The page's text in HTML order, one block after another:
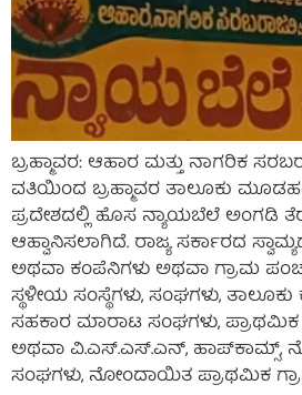
ಬ್ರಹ್ಮಾವರ: ಆಹಾರ ಮತ್ತು ನಾಗರಿಕ
ವತಿಯಿಂದ ಬ್ರಹ್ಮಾವರ ತಾಲೂಕು
ಪ್ರದೇಶದಲ್ಲಿ ಹೊಸ ನ್ಯಾಯಬೆಲೆ ಅಂಗಡಿ
ಆಹ್ವಾನಿಸಲಾಗಿದೆ. ರಾಜ್ಯ ಸರ್ಕಾರದ
ಅಥವಾ ಕಂಪೆನಿಗಳು ಅಥವಾ ಗ್ರಾಮ
ಸ್ಥಳೀಯ ಸಂಸ್ಥೆಗಳು, ಸಂಘಗಳು,
ಸಹಕಾರ ಮಾರಾಟ ಸಂಘಗಳು,
ಅಥವಾ ವಿ.ಎಸ್.ಎಸ್.ಎನ್, ಹಾಪ್‌ಕಾಮ್ಸ್,
ಸಂಘಗಳು, ನೋಂದಾಯಿತ ಪ್ರಾಥಮಿಕ